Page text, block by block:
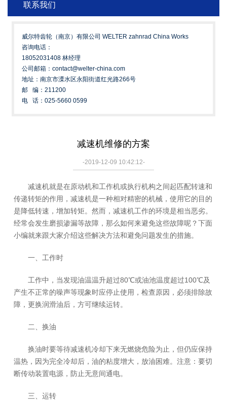
联系我们
威尔特齿轮（南京）有限公司 WELTER zahnrad China Works
咨询电话：
18052031408 林经理
公司邮箱：contact@welter-china.com
地址：南京市溧水区永阳街道红光路266号
邮 编：211200
电 话：025-5660 0599
减速机维修的方案
-2019-12-09 10:42:12-
减速机就是在原动机和工作机或执行机构之间起匹配转速和
传递转矩的作用，减速机是一种相对精密的机械，使用它的目的
是降低转速，增加转矩。然而，减速机工作的环境是相当恶劣。
经常会发生磨损渗漏等故障，那么如何来避免这些故障呢？下面
小编就来跟大家介绍这些解决方法和避免问题发生的措施。
一、工作时
工作中，当发现油温温升超过80℃或油池温度超过100℃及
产生不正常的噪声等现象时应停止使用，检查原因，必须排除故
障，更换润滑油后，方可继续运转。
二、换油
换油时要等待减速机冷却下来无燃烧危险为止，但仍应保持
温热，因为完全冷却后，油的粘度增大，放油困难。注意：要切
断传动装置电源，防止无意间通电。
三、运转